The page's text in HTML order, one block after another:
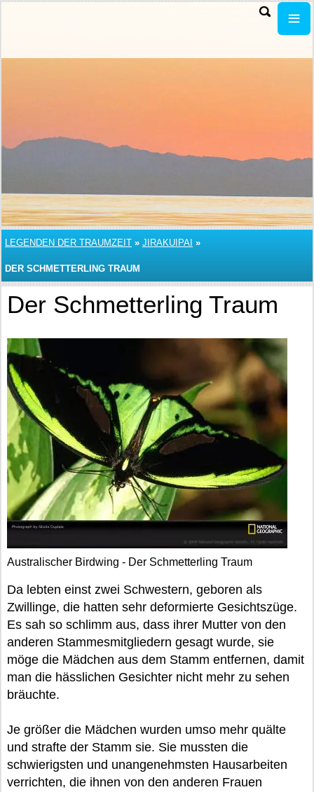
LEGENDEN DER TRAUMZEIT » JIRAKUIPAI »
DER SCHMETTERLING TRAUM
Der Schmetterling Traum
Australischer Birdwing - Der Schmetterling Traum
Da lebten einst zwei Schwestern, geboren als
Zwillinge, die hatten sehr deformierte Gesichtszüge.
Es sah so schlimm aus, dass ihrer Mutter von den
anderen Stammesmitgliedern gesagt wurde, sie
möge die Mädchen aus dem Stamm entfernen, damit
man die hässlichen Gesichter nicht mehr zu sehen
bräuchte.
Je größer die Mädchen wurden umso mehr quälte
und strafte der Stamm sie. Sie mussten die
schwierigsten und unangenehmsten Hausarbeiten
verrichten, die ihnen von den anderen Frauen